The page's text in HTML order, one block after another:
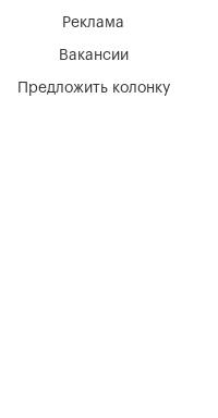
Вакансии
Реклама
Предложить колонку